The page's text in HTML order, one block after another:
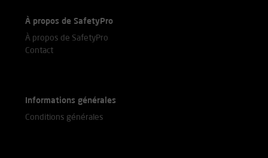
À propos de SafetyPro
À propos de SafetyPro
Contact
Informations générales
Conditions générales